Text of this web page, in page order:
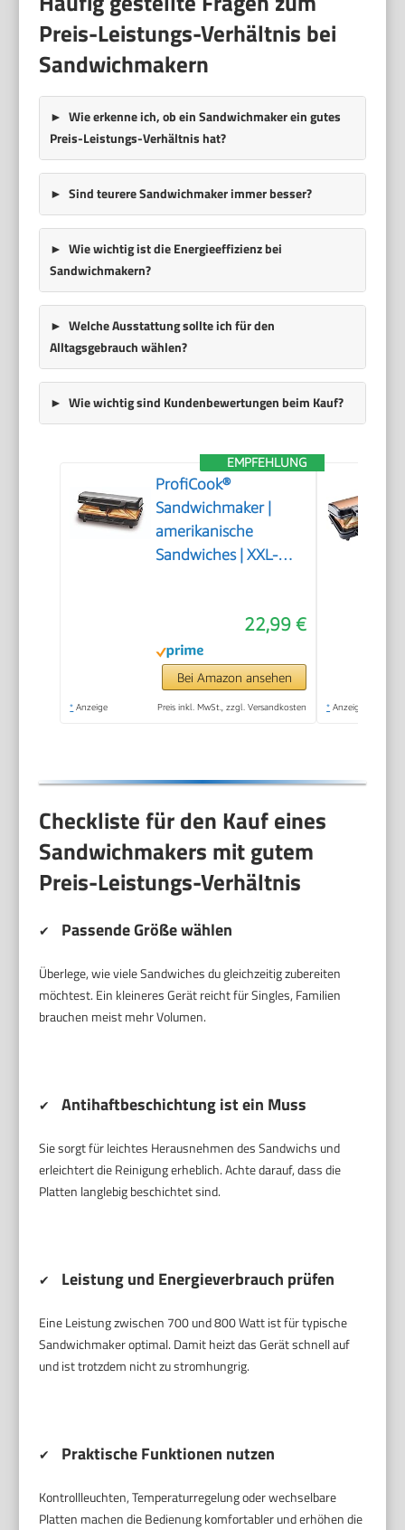
Preis-Leistungs-Verhältnis bei
Sandwichmakern
Wie erkenne ich, ob ein Sandwichmaker ein gutes
Preis-Leistungs-Verhältnis hat?
Sind teurere Sandwichmaker immer besser?
Wie wichtig ist die Energieeffizienz bei
Sandwichmakern?
Welche Ausstattung sollte ich für den
Alltagsgebrauch wählen?
Wie wichtig sind Kundenbewertungen beim Kauf?
EMPFEHLUNG
ProfiCook®
Sandwichmaker |
amerikanische
Sandwiches | XXL-
Sandwichtoaster |
extra große
Sandwich-Platten
(antihaftbeschichtet) |
Sandwich-Maker mit
22,99 €
Bei Amazon ansehen
* Anzeige Preis inkl. MwSt., zzgl. Versandkosten * Anzeige
Checkliste für den Kauf eines
Sandwichmakers mit gutem
Preis-Leistungs-Verhältnis
✔ Passende Größe wählen
Überlege, wie viele Sandwiches du gleichzeitig zubereiten
möchtest. Ein kleineres Gerät reicht für Singles, Familien
brauchen meist mehr Volumen.
✔ Antihaftbeschichtung ist ein Muss
Sie sorgt für leichtes Herausnehmen des Sandwichs und
erleichtert die Reinigung erheblich. Achte darauf, dass die
Platten langlebig beschichtet sind.
✔ Leistung und Energieverbrauch prüfen
Eine Leistung zwischen 700 und 800 Watt ist für typische
Sandwichmaker optimal. Damit heizt das Gerät schnell auf
und ist trotzdem nicht zu stromhungrig.
✔ Praktische Funktionen nutzen
Kontrollleuchten, Temperaturregelung oder wechselbare
Platten machen die Bedienung komfortabler und erhöhen die